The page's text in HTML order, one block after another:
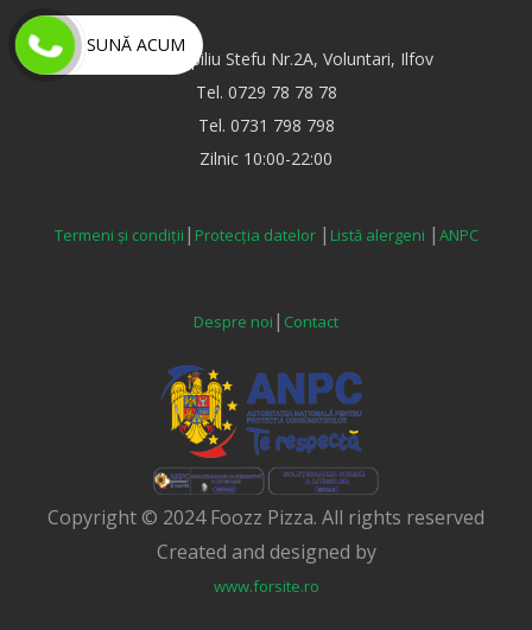
Strada Pompiliu Stefu Nr.2A, Voluntari, Ilfov
Tel. 0729 78 78 78
Tel. 0731 798 798
Zilnic 10:00-22:00
Termeni și condiții | Protecția datelor | Listă alergeni | ANPC
Despre noi | Contact
Copyright © 2024 Foozz Pizza. All rights reserved
Created and designed by
www.forsite.ro
SUNĂ ACUM